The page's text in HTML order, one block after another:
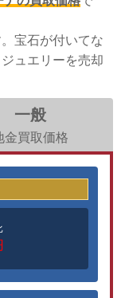
宝石が付いてな
ュエリーを売却
一般
金買取価格